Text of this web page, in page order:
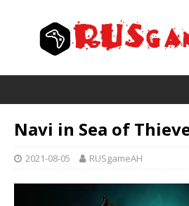
Navi in ​​Sea of
2021-08-05 RUSgameAH